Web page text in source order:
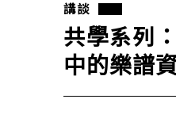
講談
共學系列
中的樂譜